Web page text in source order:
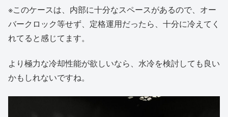
※このケースは、内部に十分なスペースがあるので、オー
バークロック等せず、定格運用だったら、十分に冷えてく
れてると感じてます。
より極力な冷却性能が欲しいなら、水冷を検討しても良い
かもしれないですね。